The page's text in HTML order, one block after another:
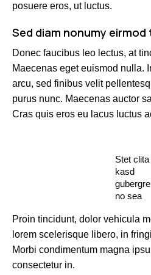
posuere eros, ut luctus.
Sed diam nonumy
Donec faucibus leo lectus, at
Maecenas eget euismod nulla.
arcu, sed finibus velit
purus nunc. Maecenas auctor
Cras quis eros eu lacus luctus
Stet clita
kasd
no sea
est
et dolore
Kevin
Proin tincidunt, dolor vehicula
lorem scelerisque libero, in
Morbi condimentum magna
consectetur in.